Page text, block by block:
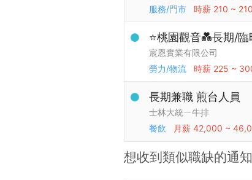
服務/門市
時薪 210 ~ 210
⭐桃園觀音💑長期/
宸恩實業有限公司
勞力/物流
時薪 225 ~
長期兼職 煎台人員
士林大統ㄧ牛排
餐飲
月薪 42,000 ~
想收到類似職缺的通